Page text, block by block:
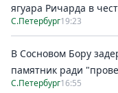
ягуара Ричарда в
С.Петербург19:23
В Сосновом Бору
памятник ради
С.Петербург16:55